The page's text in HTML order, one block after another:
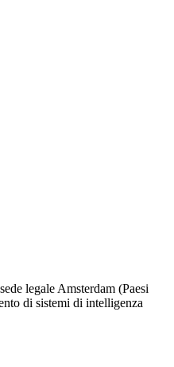
legale Amsterdam (Paesi
di sistemi di intelligenza